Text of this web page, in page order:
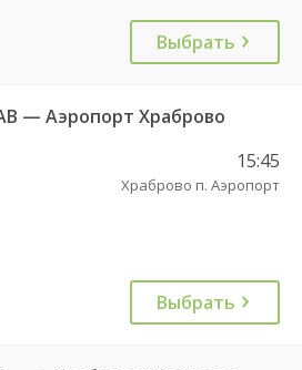
Выбрать
— Аэропорт Храброво
15:45
Храброво п. Аэропорт
Выбрать